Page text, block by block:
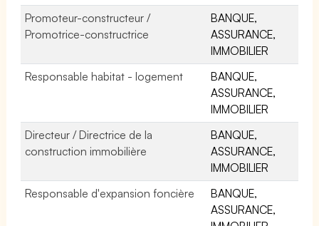
Promoteur-constructeur /
Promotrice-constructrice
BANQUE,
ASSURANCE,
IMMOBILIER
Responsable habitat - logement
BANQUE,
ASSURANCE,
IMMOBILIER
Directeur / Directrice de la
construction immobilière
BANQUE,
ASSURANCE,
IMMOBILIER
Responsable d'expansion foncière
BANQUE,
ASSURANCE,